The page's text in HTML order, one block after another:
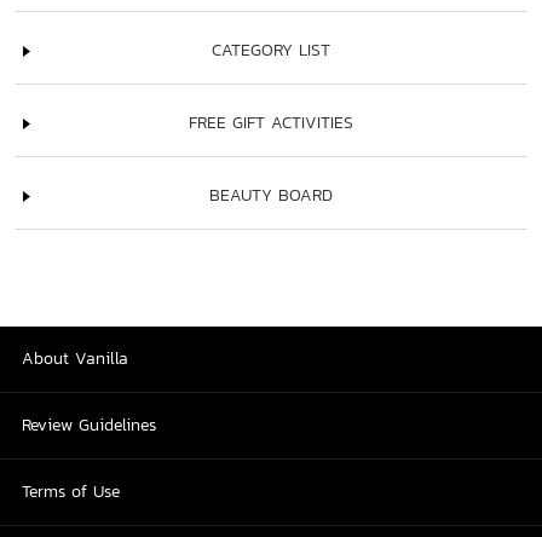
CATEGORY LIST
FREE GIFT ACTIVITIES
BEAUTY BOARD
About Vanilla
Review Guidelines
Terms of Use